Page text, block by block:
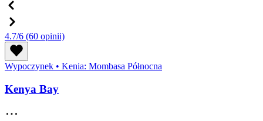
4.7/6 (60 opinii)
Wypoczynek • Kenia: Mombasa Północna
Kenya Bay